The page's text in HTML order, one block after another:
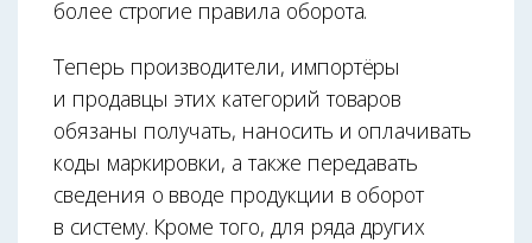
более строгие правила оборота.
Теперь производители, импортёры
и продавцы этих категорий товаров
обязаны получать, наносить и оплачивать
коды маркировки, а также передавать
сведения о вводе продукции в оборот
в систему. Кроме того, для ряда других